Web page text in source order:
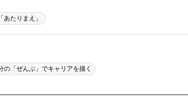
たりまえ」
の「ぜんぶ」でキャリアを描く